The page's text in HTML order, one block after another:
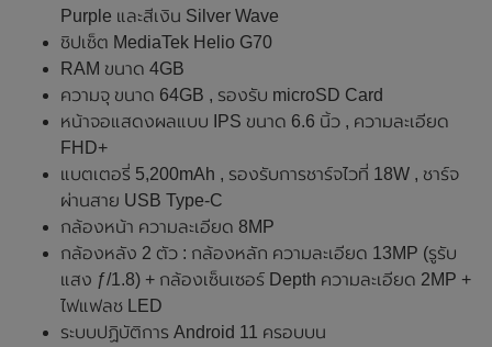
Purple และสีเงิน Silver Wave
ชิปเซ็ต MediaTek Helio G70
RAM ขนาด 4GB
ความจุ ขนาด 64GB , รองรับ microSD Card
หน้าจอแสดงผลแบบ IPS ขนาด 6.6 นิ้ว , ความละเอียด
FHD+
แบตเตอรี่ 5,200mAh , รองรับการชาร์จไวที่ 18W , ชาร์จ
ผ่านสาย USB Type-C
กล้องหน้า ความละเอียด 8MP
กล้องหลัง 2 ตัว : กล้องหลัก ความละเอียด 13MP (รูรับ
แสง ƒ/1.8) + กล้องเซ็นเซอร์ Depth ความละเอียด 2MP +
ไฟแฟลช LED
ระบบปฏิบัติการ Android 11 ครอบบน